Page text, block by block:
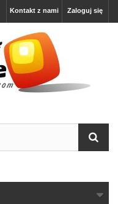
Zaloguj się
Kontakt z nami